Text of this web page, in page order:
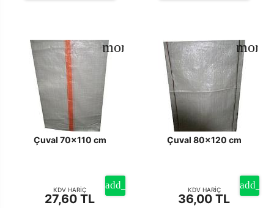
Çuval 70x110 cm
KDV HARİÇ
27,60 TL
Çuval 80x120 cm
KDV HARİÇ
36,00 TL